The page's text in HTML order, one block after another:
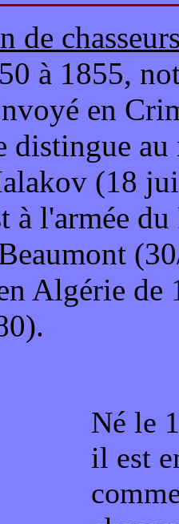
de
à 1855,
en
distingue
(18
à l'armée
Algérie de
Né le
il est